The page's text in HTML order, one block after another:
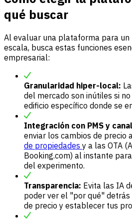
qué buscar
Al evaluar una plataforma para
escala, busca estas funciones
empresarial:
Granularidad hiper-local:
del mercado son inútiles si
edificio específico donde se
Integración con PMS y
enviar los cambios de precio
de propiedades y a las OTA
Booking.com) al instante
del experimento.
Transparencia: Evita las IA
poder ver el "por qué" detrás
de precio y establecer tus